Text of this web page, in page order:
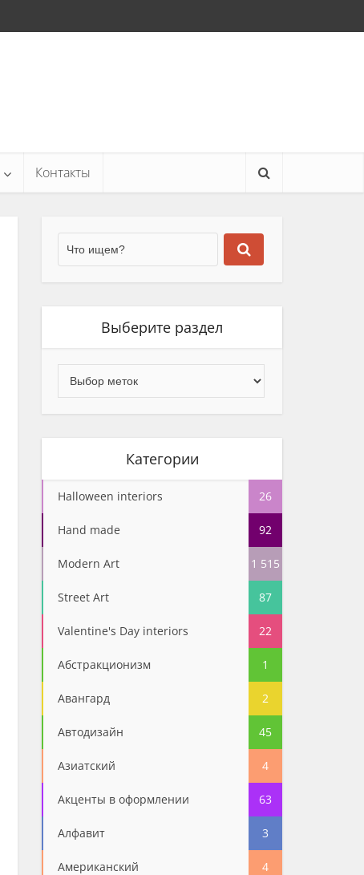
Контакты
Выберите раздел
Категории
Halloween interiors 26
Hand made 92
Modern Art 1 515
Street Art 87
Valentine's Day interiors 22
Абстракционизм 1
Авангард 2
Автодизайн 45
Азиатский 4
Акценты в оформлении 63
Алфавит 3
Американский 4